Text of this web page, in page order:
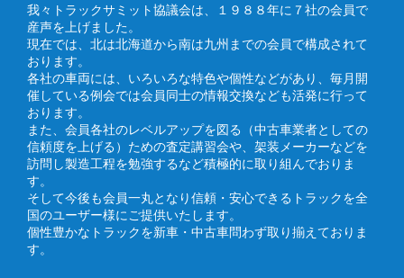
我々トラックサミット協議会は、１９８８年に７社の会員で
産声を上げました。
現在では、北は北海道から南は九州までの会員で構成されて
おります。
各社の車両には、いろいろな特色や個性などがあり、毎月開
催している例会では会員同士の情報交換なども活発に行って
おります。
また、会員各社のレベルアップを図る（中古車業者としての
信頼度を上げる）ための査定講習会や、架装メーカーなどを
訪問し製造工程を勉強するなど積極的に取り組んでおりま
す。
そして今後も会員一丸となり信頼・安心できるトラックを全
国のユーザー様にご提供いたします。
個性豊かなトラックを新車・中古車問わず取り揃えておりま
す。